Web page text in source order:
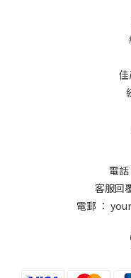
電
客服回
電郵 ：